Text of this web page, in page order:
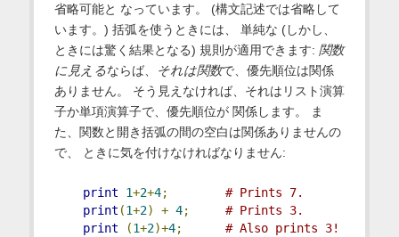
省略可能と なっています。 (構文記述では省略して
います。) 括弧を使うときには、 単純な (しかし、
ときには驚く結果となる) 規則が適用できます: 関数
に見えるならば、 それは関数で、優先順位は関係
ありません。 そう見えなければ、それはリスト演算
子か単項演算子で、優先順位が 関係します。 ま
た、関数と開き括弧の間の空白は関係ありませんの
で、 ときに気を付けなければなりません:
print 1+2+4;
# Prints 7.
print (1+2) + 4;
# Prints 3.
print
(1+2)+4;
# Also prints 3!